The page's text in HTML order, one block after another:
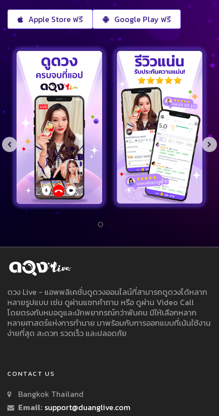
Apple Store ฟรี Google Play ฟรี
ดวง Live - แอพพลิเคชั่นดูดวงออนไลน์ที่สามารถดูดวงได้หลาก
หลายรูปแบบ เช่น ดูผ่านแชทคำถาม หรือ ดูผ่าน Video Call
โดยตรงกับหมอดูและนักพยากรณ์กว่าพันคน มีให้เลือกหลาก
หลายศาสตร์แห่งการทำนาย มาพร้อมกับการออกแบบที่เน้นใช้งาน
ง่ายที่สุด สะดวก รวดเร็ว และปลอดภัย
CONTACT US
Bangkok Thailand
Email: support@duanglive.com